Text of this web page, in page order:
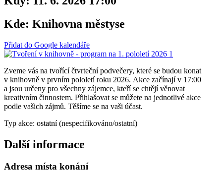
Kde: Knihovna městyse
Přidat do Google kalendáře
Zveme vás na tvořící čtvrteční podvečery, které se budou konat
v knihovně v prvním pololetí roku 2026. Akce začínají v 17:00
a jsou určeny pro všechny zájemce, kteří se chtějí věnovat
kreativním činnostem. Přihlašovat se můžete na jednotlivé akce
podle vašich zájmů. Těšíme se na vaši účast.
Typ akce: ostatní (nespecifikováno/ostatní)
Další informace
Adresa místa konání